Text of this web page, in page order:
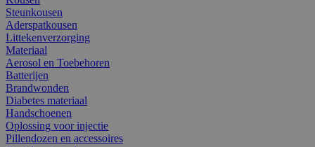
Steunkousen
Aderspatkousen
Littekenverzorging
Materiaal
Aerosol en Toebehoren
Batterijen
Brandwonden
Diabetes materiaal
Handschoenen
Oplossing voor injectie
Pillendozen en accessoires